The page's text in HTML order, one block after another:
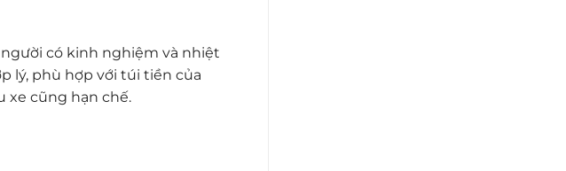
có kinh nghiệm và nhiệt
lý, phù hợp với túi tiền của
xe cũng hạn chế.